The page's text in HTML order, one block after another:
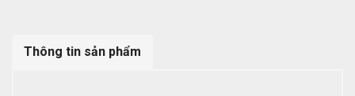
Thông tin sản phẩm